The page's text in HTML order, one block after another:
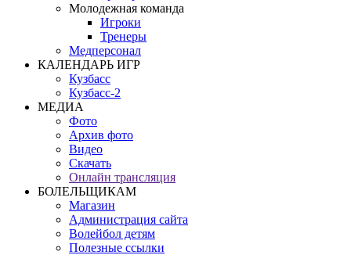
Молодежная команда
Игроки
Тренеры
Медперсонал
КАЛЕНДАРЬ ИГР
Кузбасс
Кузбасс-2
МЕДИА
Фото
Архив фото
Видео
Скачать
Онлайн трансляция
БОЛЕЛЬЩИКАМ
Магазин
Администрация сайта
Волейбол детям
Полезные ссылки